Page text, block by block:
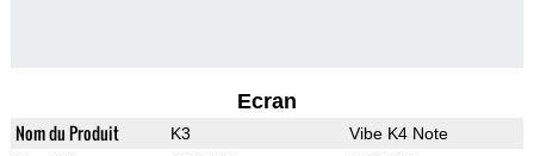
Ecran
Nom du Produit K3 Vibe K4 Note